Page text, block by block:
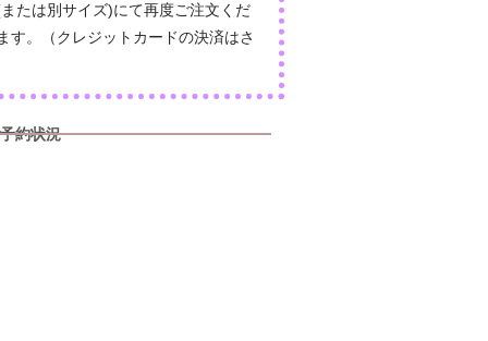
たは別サイズ)にて再度ご注文くだ
す。（クレジットカードの決済はさ
約状況